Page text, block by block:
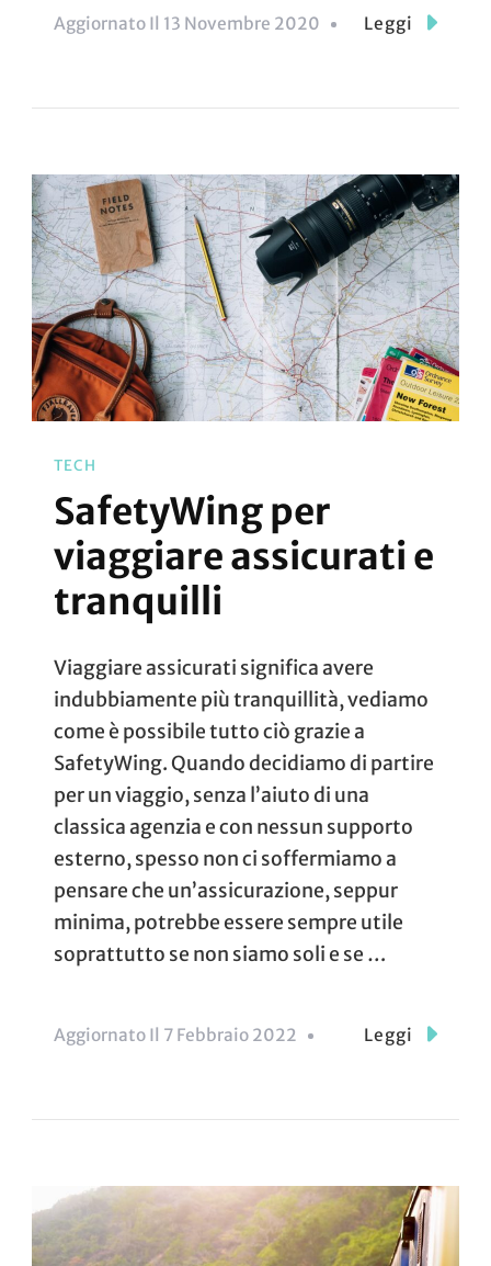
Aggiornato Il 13 Novembre 2020 Leggi
TECH
SafetyWing per
viaggiare assicurati e
tranquilli
Viaggiare assicurati significa avere
indubbiamente più tranquillità, vediamo
come è possibile tutto ciò grazie a
SafetyWing. Quando decidiamo di partire
per un viaggio, senza l’aiuto di una
classica agenzia e con nessun supporto
esterno, spesso non ci soffermiamo a
pensare che un’assicurazione, seppur
minima, potrebbe essere sempre utile
soprattutto se non siamo soli e se …
Aggiornato Il 7 Febbraio 2022 Leggi